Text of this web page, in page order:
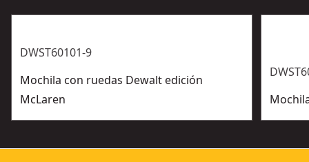
mosquetón metálico.
DWST60101-9
Mochila con ruedas Dewalt edición
McLaren